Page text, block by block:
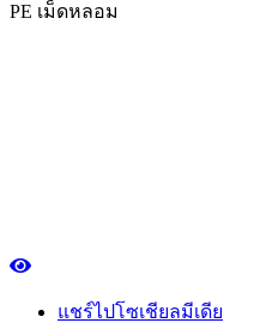
PE เม็ดหลอม
แชร์ไปโซเชียลมีเดีย